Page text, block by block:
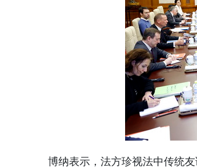
博纳表示，法方珍视法中传统